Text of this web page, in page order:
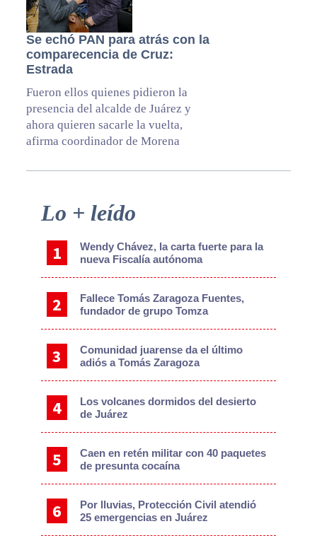
Se echó PAN para atrás con la
comparecencia de Cruz:
Estrada
Fueron ellos quienes pidieron la
presencia del alcalde de Juárez y
ahora quieren sacarle la vuelta,
afirma coordinador de Morena
Primary
Sidebar
Lo + leído
Wendy Chávez, la carta fuerte para la
nueva Fiscalía autónoma
Fallece Tomás Zaragoza Fuentes,
fundador de grupo Tomza
Comunidad juarense da el último
adiós a Tomás Zaragoza
Los volcanes dormidos del desierto
de Juárez
Caen en retén militar con 40 paquetes
de presunta cocaína
Por lluvias, Protección Civil atendió
25 emergencias en Juárez